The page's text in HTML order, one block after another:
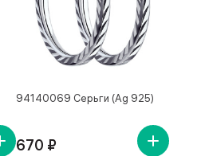
94140069 Серьги (Ag 925)
670 ₽